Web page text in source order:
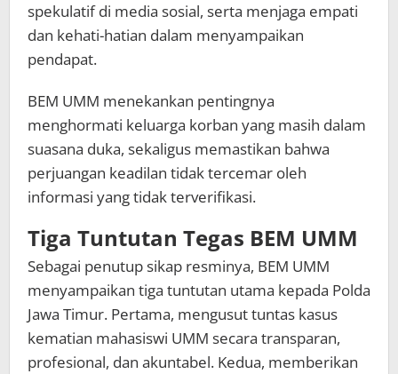
spekulatif di media sosial, serta menjaga empati
dan kehati-hatian dalam menyampaikan
pendapat.
BEM UMM menekankan pentingnya
menghormati keluarga korban yang masih dalam
suasana duka, sekaligus memastikan bahwa
perjuangan keadilan tidak tercemar oleh
informasi yang tidak terverifikasi.
Tiga Tuntutan Tegas BEM UMM
Sebagai penutup sikap resminya, BEM UMM
menyampaikan tiga tuntutan utama kepada Polda
Jawa Timur. Pertama, mengusut tuntas kasus
kematian mahasiswi UMM secara transparan,
profesional, dan akuntabel. Kedua, memberikan